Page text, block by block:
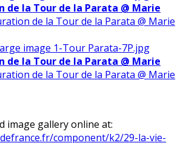
de la Tour de la Parata @ Marie
de la Tour de la Parata @ Marie
de la Tour de la Parata @ Marie
de la Tour de la Parata @ Marie
image gallery online at:
component/k2/29-la-vie-